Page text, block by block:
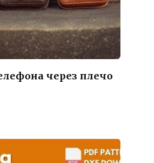
через плечо